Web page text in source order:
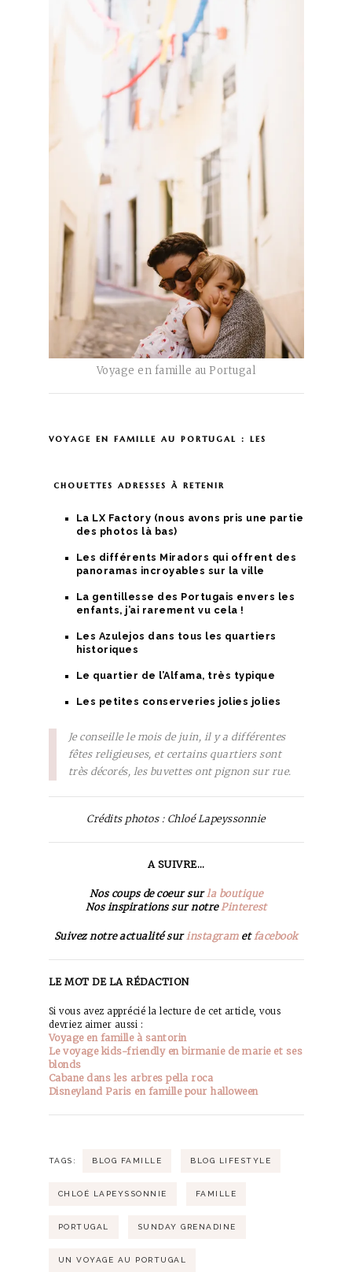
Voyage en famille au Portugal
voyage en famille au portugal : les
chouettes adresses à retenir
La LX Factory (nous avons pris une partie
des photos là bas)
Les différents Miradors qui offrent des
panoramas incroyables sur la ville
La gentillesse des Portugais envers les
enfants, j’ai rarement vu cela !
Les Azulejos dans tous les quartiers
historiques
Le quartier de l’Alfama, très typique
Les petites conserveries jolies jolies
Je conseille le mois de juin, il y a différentes
fêtes religieuses, et certains quartiers sont
très décorés, les buvettes ont pignon sur rue.
Crédits photos : Chloé Lapeyssonnie
A SUIVRE…
Nos coups de coeur sur la boutique
Nos inspirations sur notre Pinterest
Suivez notre actualité sur instagramet facebook
LE MOT DE LA RÉDACTION
Si vous avez apprécié la lecture de cet article, vous
devriez aimer aussi :
Voyage en famille à santorin
Le voyage kids-friendly en birmanie de marie et ses
blonds
Cabane dans les arbres pella roca
Disneyland Paris en famille pour halloween
TAGS: BLOG FAMILLE BLOG LIFESTYLE
CHLOÉ LAPEYSSONNIE FAMILLE
PORTUGAL SUNDAY GRENADINE
UN VOYAGE AU PORTUGAL